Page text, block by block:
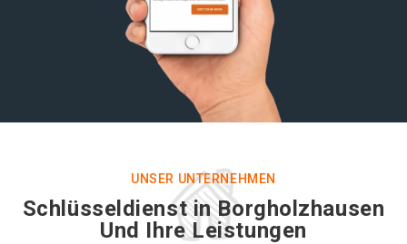
UNSER UNTERNEHMEN
Schlüsseldienst in Borgholzhausen
Und Ihre Leistungen